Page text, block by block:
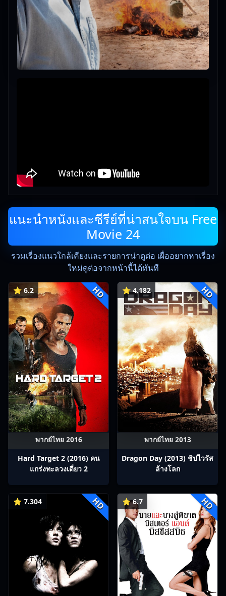
แนะนำหนังและซีรีย์ที่น่าสนใจบน Free
Movie 24
รวมเรื่องแนวใกล้เคียงและรายการน่าดูต่อ เผื่ออยากหาเรื่อง
ใหม่ดูต่อจากหน้านี้ได้ทันที
⭐ 6.2 HD
พากย์ไทย 2016
Hard Target 2 (2016) คน
แกร่งทะลวงเดี่ยว 2
⭐ 4.182 HD
พากย์ไทย 2013
Dragon Day (2013) ชิปไวรัส
ล้างโลก
⭐ 7.304 HD ⭐ 6.7 HD